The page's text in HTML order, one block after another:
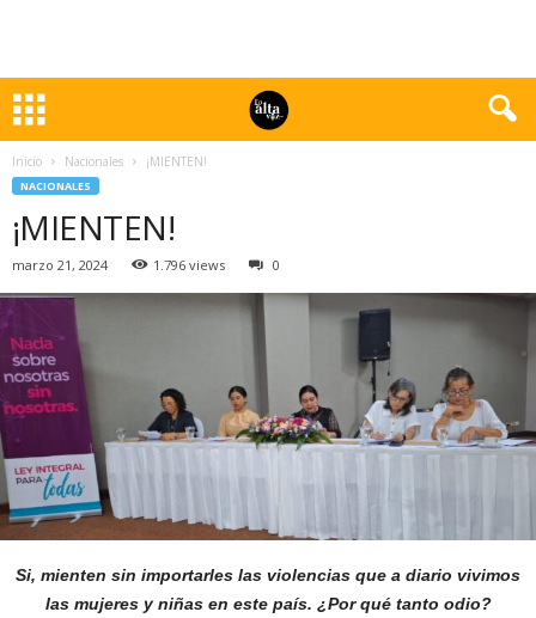
Inicio Nacionales ¡MIENTEN!
NACIONALES
¡MIENTEN!
marzo 21, 2024 1.796 views 0
Si, mienten sin importarles las violencias que a diario vivimos
las mujeres y niñas en este país. ¿Por qué tanto odio?